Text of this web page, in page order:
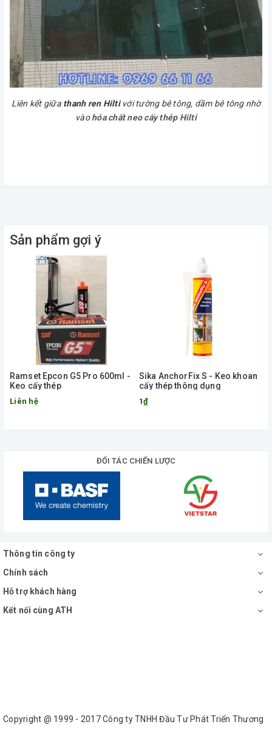
Liên kết giữa thanh ren Hiltivới tường bê tông, dầm bê tông nhờ
vàohóa chất neo cấy thép Hilti
Sản phẩm gợi ý
Ramset Epcon G5 Pro 600ml -
Keo cấy thép
Liên hệ
Sika AnchorFix S - Keo khoan
cấy thép thông dụng
1₫
ĐỐI TÁC CHIẾN LƯỢC
Thông tin công ty
Chính sách
Hỗ trợ khách hàng
Kết nối cùng ATH
Copyright @ 1999 - 2017 Công ty TNHH Đầu Tư Phát Triển Thương